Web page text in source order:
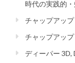
時代の実践的
チャップアップ
チャップアッ
ディーパー 3D,